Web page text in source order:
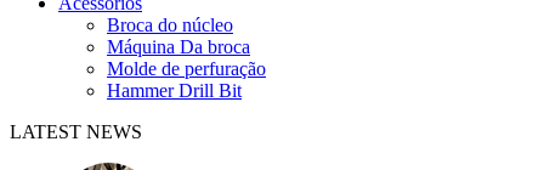
Broca do núcleo
Máquina Da broca
Molde de perfuração
Hammer Drill Bit
LATEST NEWS